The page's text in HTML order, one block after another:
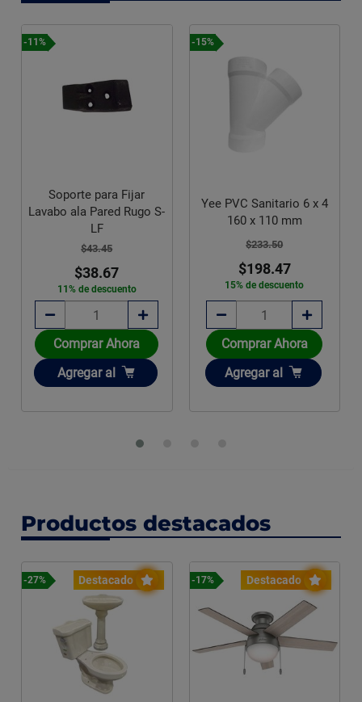
Soporte para Fijar
Lavabo ala Pared Rugo S-
$43.45
$38.67
11% de descuento
Comprar Ahora
Añadir
Agregaral
Yee PVC Sanitario 6 x 4
160 x 110 mm
$233.50
$198.47
15% de descuento
Comprar Ahora
Añadir
Agregaral
Productos destacados
Destacado
-27% Destacado
-17%